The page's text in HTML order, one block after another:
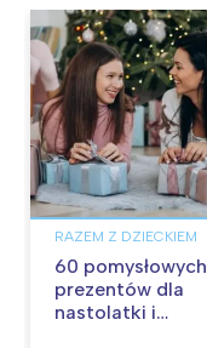
RAZEM Z DZIECKIEM
60 pomysłowych
prezentów dla
nastolatki i